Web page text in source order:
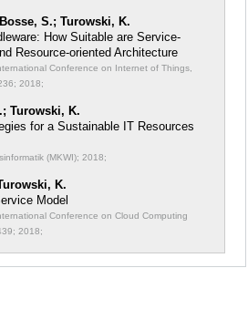
S.; Turowski, K.
How Suitable are Service-
Resource-oriented Architecture
Conference on Internet of Things,
2018;
Turowski, K.
for a Sustainable IT Resources
(MKWI); 2018;
K.
Model
Conference on Cloud Computing
2018;